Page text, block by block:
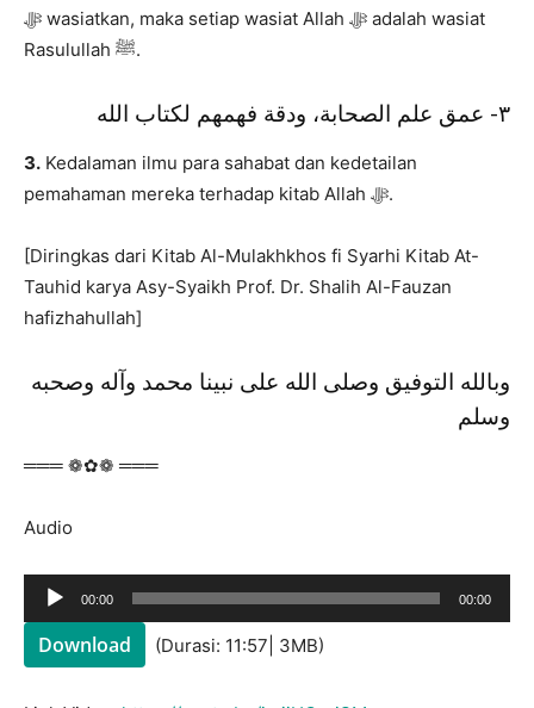
ﷻ wasiatkan, maka setiap wasiat Allah ﷻ adalah wasiat
Rasulullah ﷺ.
٣- عمق علم الصحابة، ودقة فهمهم لكتاب الله
3. Kedalaman ilmu para sahabat dan kedetailan
pemahaman mereka terhadap kitab Allah ﷻ.
[Diringkas dari Kitab Al-Mulakhkhos fi Syarhi Kitab At-
Tauhid karya Asy-Syaikh Prof. Dr. Shalih Al-Fauzan
hafizhahullah]
وبالله التوفيق وصلى الله على نبينا محمد وآله وصحبه
وسلم
═══ ❁✿❁ ═══
Audio
Audio
Player
00:00 00:00
Download (Durasi: 11:57| 3MB)